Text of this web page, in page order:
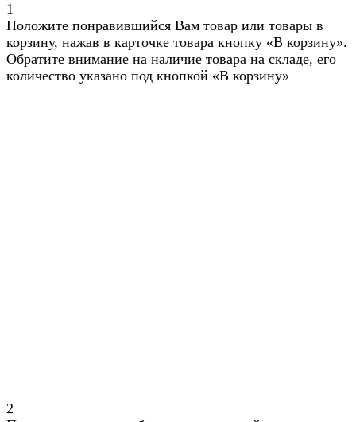
1
Положите понравившийся Вам товар или товары в
корзину, нажав в карточке товара кнопку «В корзину».
Обратите внимание на наличие товара на складе, его
количество указано под кнопкой «В корзину»
2